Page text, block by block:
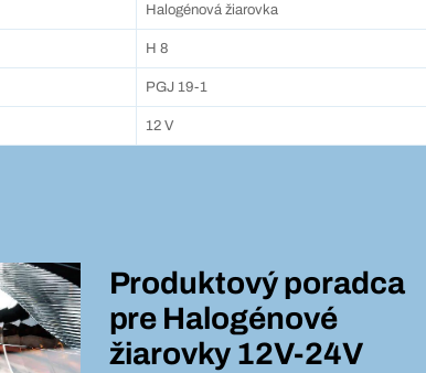
Halogénová žiarovka
H 8
PGJ 19-1
12 V
Produktový poradca
pre Halogénové
žiarovky 12V-24V